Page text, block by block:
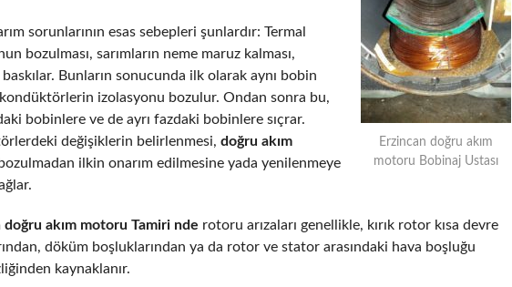
Erzincan doğru akım
motoru Bobinaj Ustası
sorunlarının esas sebepleri şunlardır: Termal
bozulması, sarımların neme maruz kalması,
Bunların sonucunda ilk olarak aynı bobin
izolasyonu bozulur. Ondan sonra bu,
bobinlere ve de ayrı fazdaki bobinlere sıçrar.
değişiklerin belirlenmesi, doğru akım
ilkin onarım edilmesine yada yenilenmeye
doğru akım motoru Tamiri nde rotoru arızaları genellikle, kırık rotor kısa devre
döküm boşluklarından ya da rotor ve stator arasındaki hava boşluğu
kaynaklanır.